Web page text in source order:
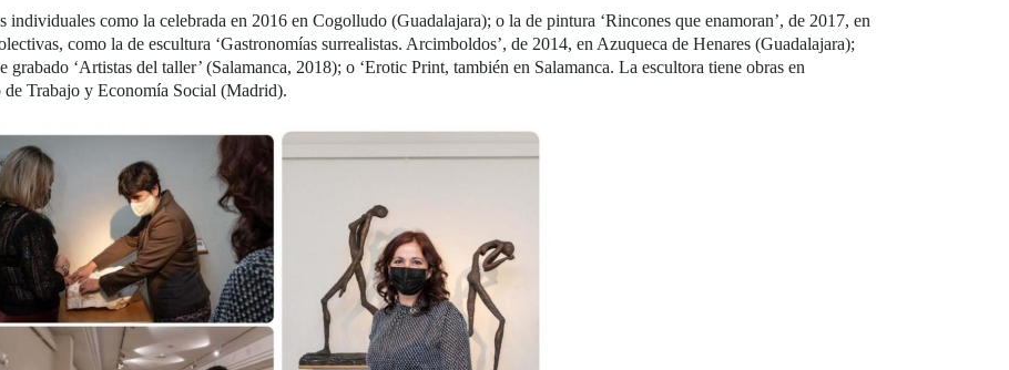
como la celebrada en 2016 en Cogolludo (Guadalajara); o la de pintura ‘Rincones que enamoran’, de 2017, en
como la de escultura ‘Gastronomías surrealistas. Arcimboldos’, de 2014, en Azuqueca de Henares (Guadalajara);
grabado ‘Artistas del taller’ (Salamanca, 2018); o ‘Erotic Print, también en Salamanca. La escultora tiene obras en
Trabajo y Economía Social (Madrid).